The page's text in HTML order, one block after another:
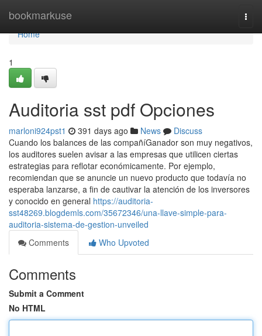
bookmarkuse
Home
Home
1
Auditoria sst pdf Opciones
marloni924pst1 391 days ago News
Discuss
Cuando los balances de las compañíGanador son muy negativos,
los auditores suelen avisar a las empresas que utilicen ciertas
estrategias para reflotar económicamente. Por ejemplo,
recomiendan que se anuncie un nuevo producto que todavía no
esperaba lanzarse, a fin de cautivar la atención de los inversores
y conocido en general https://auditoria-
sst48269.blogdemls.com/35672346/una-llave-simple-para-
auditoria-sistema-de-gestion-unveiled
Comments
Who Upvoted
Comments
Submit a Comment
No HTML